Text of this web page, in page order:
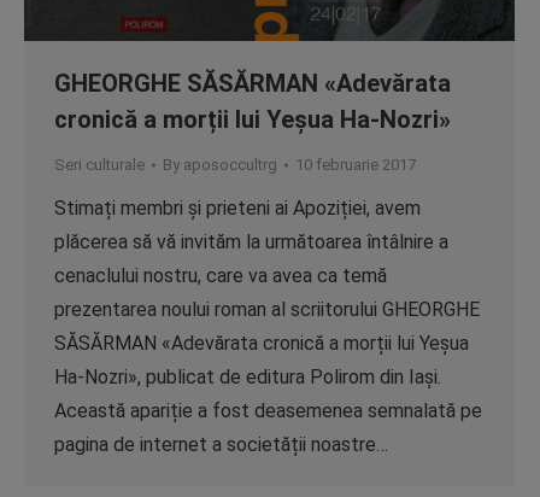
GHEORGHE SĂSĂRMAN «Adevărata
cronică a morții lui Yeșua Ha-Nozri»
Seri culturale By aposoccultrg 10 februarie 2017
Stimați membri și prieteni ai Apoziției, avem
plăcerea să vă invităm la următoarea întâlnire a
cenaclului nostru, care va avea ca temă
prezentarea noului roman al scriitorului GHEORGHE
SĂSĂRMAN «Adevărata cronică a morții lui Yeșua
Ha-Nozri», publicat de editura Polirom din Iași.
Această apariție a fost deasemenea semnalată pe
pagina de internet a societății noastre…